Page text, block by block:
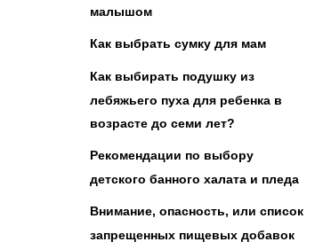
малышом
Как выбрать сумку для мам
Как выбирать подушку из
лебяжьего пуха для ребенка в
возрасте до семи лет?
Рекомендации по выбору
детского банного халата и пледа
Внимание, опасность, или список
запрещенных пищевых добавок